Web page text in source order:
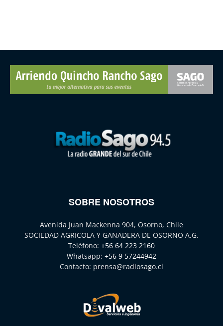
SOBRE NOSOTROS
Avenida Juan Mackenna 904, Osorno, Chile
SOCIEDAD AGRICOLA Y GANADERA DE OSORNO A.G.
Teléfono: +56 64 223 2160
Whatsapp: +56 9 57244942
Contacto: prensa@radiosago.cl